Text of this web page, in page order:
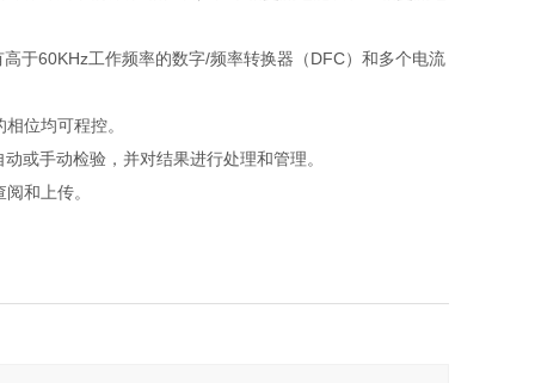
于60KHz工作频率的数字/频率转换器（DFC）和多个电流
位均可程控。
或手动检验，并对结果进行处理和管理。
和上传。